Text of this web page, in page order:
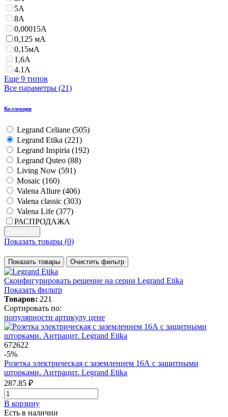
5А
8А
0,00015А
0,125 мА
0,15мА
1,6А
4.1А
Еще 9 типов
Все параметры (21)
Коллекция
Legrand Celiane (505)
Legrand Etika (221)
Legrand Inspiria (192)
Legrand Quteo (88)
Living Now (591)
Mosaic (160)
Valena Allure (406)
Valena classic (303)
Valena Life (377)
РАСПРОДАЖА
Показать товары (0)
Показать товары Очистить фильтр
Сконфигурировать решение на серии Legrand Etika
Показать фильтр
Товаров: 221
Сортировать по:
популярности артикулу цене
672622
-5%
Розетка электрическая с заземлением 16А с защитными
шторками. Антрацит. Legrand Etika
287.85 ₽
В корзинy
Есть в наличии